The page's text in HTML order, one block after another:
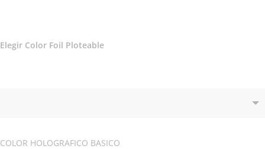
Elegir Color Foil Ploteable
COLOR HOLOGRAFICO BASICO